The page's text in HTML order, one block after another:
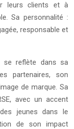
leurs clients et à
Sa personnalité :
responsable et
se reflète dans sa
partenaires, son
de marque. Sa
avec un accent
jeunes dans le
de son impact